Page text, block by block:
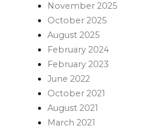
November 2025
October 2025
August 2025
February 2024
February 2023
June 2022
October 2021
August 2021
March 2021